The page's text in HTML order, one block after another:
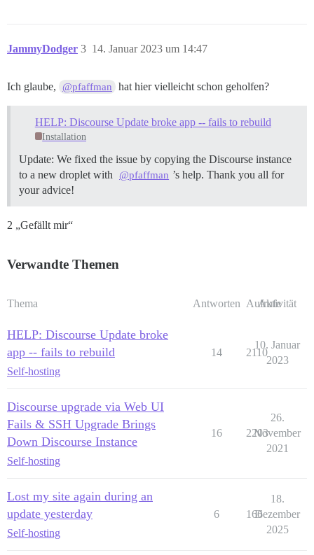
JammyDodger 14. Januar 2023 um 14:47
3
Ich glaube, @pfaffman hat hier vielleicht schon geholfen?
HELP: Discourse Update broke app -- fails to rebuild
Installation
Update: We fixed the issue by copying the Discourse instance
to a new droplet with
@pfaffman ’s help. Thank you all for
your advice!
2 „Gefällt mir“
Verwandte Themen
Thema Antworten Aufrufe
Aktivität
HELP: Discourse Update broke
app -- fails to rebuild
Self-hosting
14 2110
10. Januar
2023
Discourse upgrade via Web UI
Fails & SSH Upgrade Brings
Down Discourse Instance
Self-hosting
16 2203
26.
November
2021
Lost my site again during an
update yesterday
Self-hosting
6 166
18.
Dezember
2025